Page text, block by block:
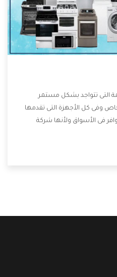
التى تتواجد بشكل مستمر
وفى كل الأجهزة التى تقدمها
فى الأسواق ولأنها شركة
التى تسهل على